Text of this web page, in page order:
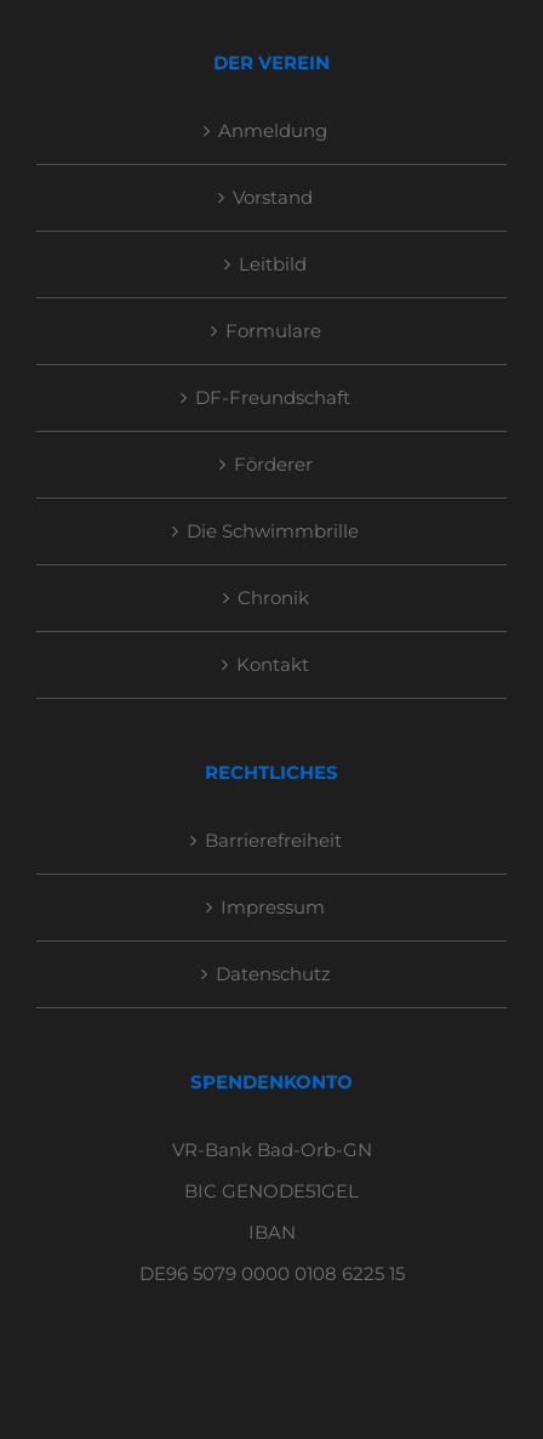
DER VEREIN
Anmeldung
Vorstand
Leitbild
Formulare
DF-Freundschaft
Förderer
Die Schwimmbrille
Chronik
Kontakt
RECHTLICHES
Barrierefreiheit
Impressum
Datenschutz
SPENDENKONTO
VR-Bank Bad-Orb-GN
BIC GENODE51GEL
IBAN
DE96 5079 0000 0108 6225 15